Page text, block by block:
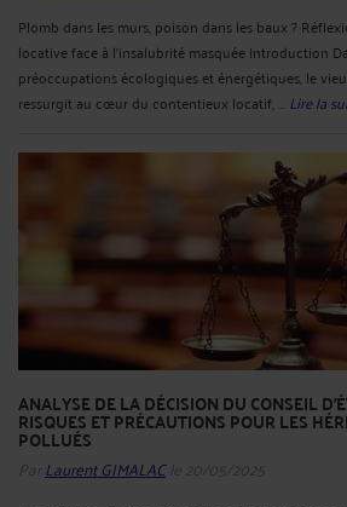
Plomb dans les murs, poison dans les baux ?
locative face à l’insalubrité masquée Introduction
préoccupations écologiques et énergétiques, le
ressurgit au cœur du contentieux locatif, ... Lire la
ANALYSE DE LA DÉCISION DU CONSEIL
RISQUES ET PRÉCAUTIONS POUR LES
POLLUÉS
Par Laurent GIMALACle 20/05/2025